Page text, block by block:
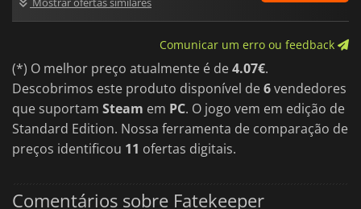
Comunicar um erro ou feedback
(*) O melhor preço atualmente é de4.07€.
Descobrimos este produto disponível de6vendedores
que suportam Steam em PC. O jogo vem em edição de
Standard Edition. Nossa ferramenta de comparação de
preços identificou 11 ofertas digitais.
Comentários sobre Fatekeeper